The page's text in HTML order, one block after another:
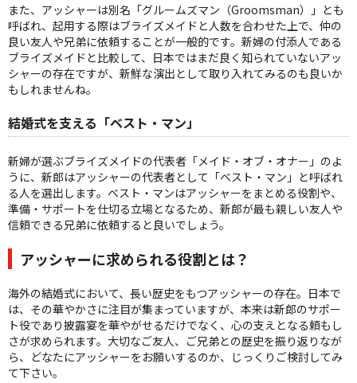
また、アッシャーは別名「グルームズマン（Groomsman）」とも
呼ばれ、起用する際はブライズメイドと人数を合わせた上で、仲の
良い友人や兄弟に依頼することが一般的です。新婦の付添人である
ブライズメイドと比較して、日本ではまだ良く知られていないアッ
シャーの存在ですが、新鮮な演出として取り入れてみるのも良いか
もしれませんね。
結婚式を支える「ベスト・マン」
新婦が選ぶブライズメイドの代表者「メイド・オブ・オナー」のよ
うに、新郎はアッシャーの代表者として「ベスト・マン」と呼ばれ
る人を選出します。ベスト・マンはアッシャーをまとめる役割や、
準備・サポートを仕切る立場となるため、新郎が最も親しい友人や
信頼できる兄弟に依頼すると良いでしょう。
アッシャーに求められる役割とは？
海外の結婚式において、長い歴史をもつアッシャーの存在。日本で
は、その華やかさに注目が集まっていますが、本来は新郎のサポー
ト役であり披露宴を華やがせるだけでなく、心の支えとなる頼もし
さが求められます。大切なご友人、ご兄弟との歴史を振り返りなが
ら、どなたにアッシャーをお願いするのか、じっくりご検討してみ
て下さい。